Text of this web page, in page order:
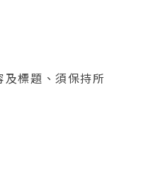
標題、須保持所